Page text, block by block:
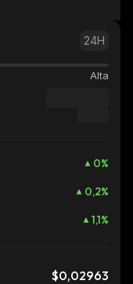
24H
Alta
0%
0,2%
1,1%
$0,02963